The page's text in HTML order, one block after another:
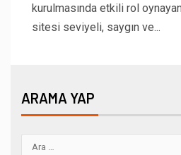
kurulmasında etkili rol
sitesi seviyeli, saygın ve...
ARAMA YAP